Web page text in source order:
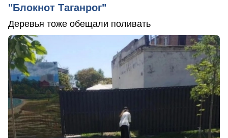
"Блокнот Таганрог"
Деревья тоже обещали поливать